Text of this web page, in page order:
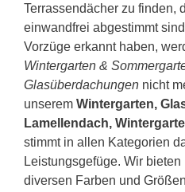
Terrassendächer zu finden,
einwandfrei abgestimmt
Vorzüge erkannt haben,
Wintergarten &
Glasüberdachungen nicht
unserem Wintergarten,
Lamellendach,
stimmt in allen Kategorien
Leistungsgefüge. Wir
diversen Farben und